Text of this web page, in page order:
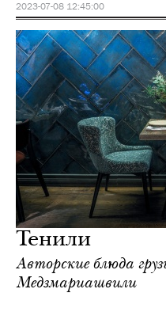
2023-07-08 12:45:00
Тенили
Авторские блюда
Медзмариашвили